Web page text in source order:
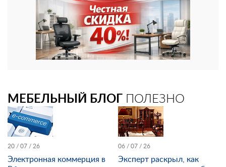
МЕБЕЛЬНЫЙ БЛОГ ПОЛЕЗНО
20 / 07 / 26
Электронная коммерция в
06 / 07 / 26
Эксперт раскрыл, как